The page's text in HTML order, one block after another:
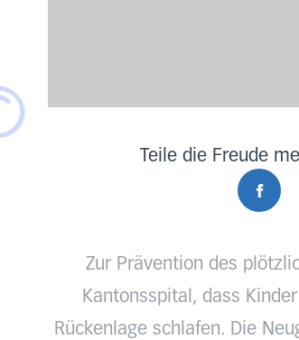
Teile die Freude
Zur Prävention des
Kantonsspital, dass
Rückenlage schlafen. Die